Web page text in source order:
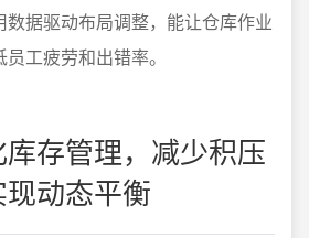
据驱动布局调整，能让仓库作业
工疲劳和出错率。
存管理，减少积压
动态平衡